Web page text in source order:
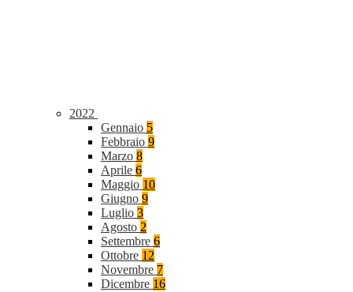
2022
Gennaio 5
Febbraio 9
Marzo 8
Aprile 6
Maggio 10
Giugno 9
Luglio 3
Agosto 2
Settembre 6
Ottobre 12
Novembre 7
Dicembre 16